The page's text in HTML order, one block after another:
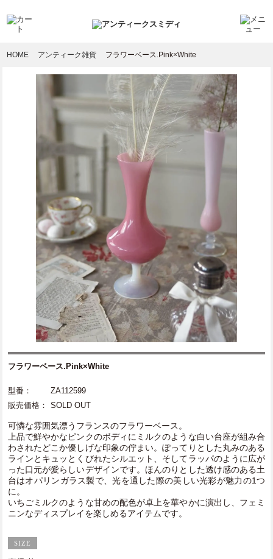
HOME アンティーク雑貨 フラワーベース.Pink×White
フラワーベース.Pink×White
型番：
ZA112599
販売価格：
SOLD OUT
可憐な雰囲気漂うフランスのフラワーベース。
上品で鮮やかなピンクのボディにミルクのような白い台座が組み合
わされたどこか優しげな印象の佇まい。ぽってりとした丸みのある
ラインとキュッとくびれたシルエット、そしてラッパのように広が
った口元が愛らしいデザインです。ほんのりとした透け感のある土
台はオパリンガラス製で、光を通した際の美しい光彩が魅力の1つ
に。
いちごミルクのような甘めの配色が卓上を華やかに演出し、フェミ
ニンなディスプレイを楽しめるアイテムです。